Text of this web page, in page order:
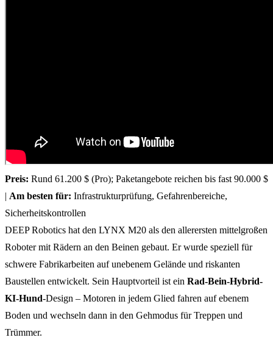
Preis: Rund 61.200 $ (Pro); Paketangebote reichen bis fast 90.000 $
| Am besten für: Infrastrukturprüfung, Gefahrenbereiche,
Sicherheitskontrollen
DEEP Robotics hat den LYNX M20 als den allerersten mittelgroßen
Roboter mit Rädern an den Beinen gebaut. Er wurde speziell für
schwere Fabrikarbeiten auf unebenem Gelände und riskanten
Baustellen entwickelt. Sein Hauptvorteil ist ein Rad-Bein-Hybrid-
KI-Hund-Design – Motoren in jedem Glied fahren auf ebenem
Boden und wechseln dann in den Gehmodus für Treppen und
Trümmer.